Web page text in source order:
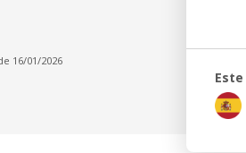
16/01/2026